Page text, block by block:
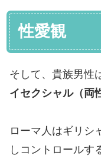
性愛観
そして、貴族男性
イセクシャル（両
ローマ人はギリシ
しコントロールす